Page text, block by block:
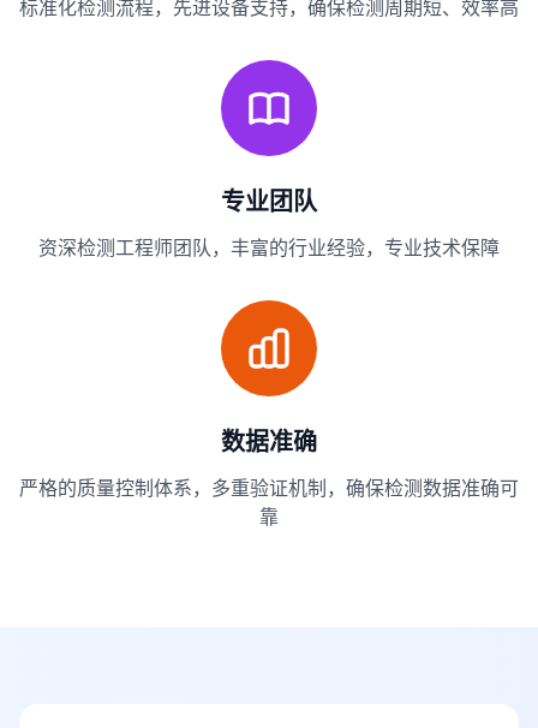
标准化检测流程，先进设备支持，确保检测周期短、效率高
专业团队
资深检测工程师团队，丰富的行业经验，专业技术保障
数据准确
严格的质量控制体系，多重验证机制，确保检测数据准确可
靠